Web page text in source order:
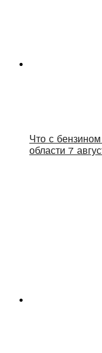
Что с
области 7